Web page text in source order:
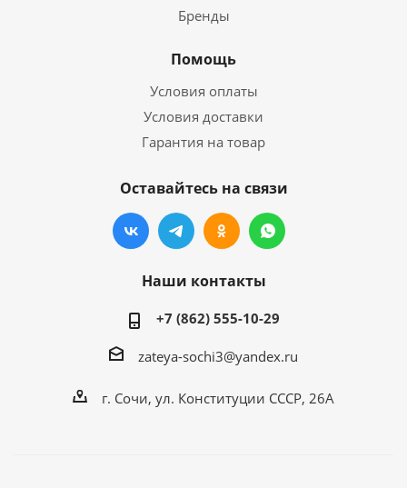
Бренды
Помощь
Условия оплаты
Условия доставки
Гарантия на товар
Оставайтесь на связи
Наши контакты
+7 (862) 555-10-29
zateya-sochi3@yandex.ru
г. Сочи, ул. Конституции СССР, 26А